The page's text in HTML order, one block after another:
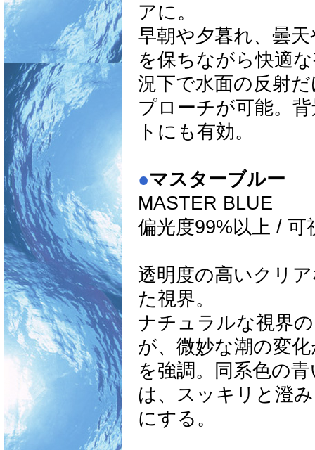
アに。
早朝や夕暮れ、曇
を保ちながら快適
況下で水面の反射
プローチが可能。
トにも有効。
●マスターブルー
MASTER BLUE
偏光度99%以上 / 可
透明度の高いクリ
た視界。
ナチュラルな視界
が、微妙な潮の変
を強調。同系色の
は、スッキリと澄
にする。